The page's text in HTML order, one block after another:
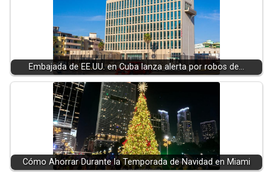
Embajada de EE.UU. en Cuba lanza alerta por robos de…
Cómo Ahorrar Durante la Temporada de Navidad en Miami